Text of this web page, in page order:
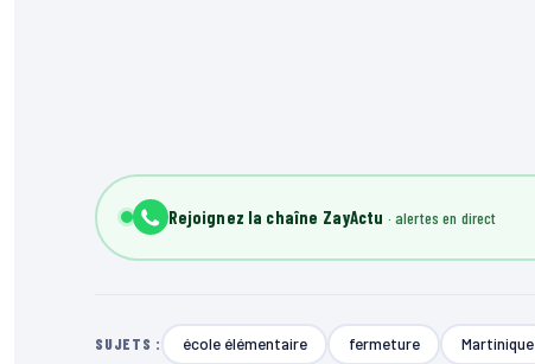
Rejoignez la chaîne ZayActu
SUJETS : école élémentaire fermeture Martinique